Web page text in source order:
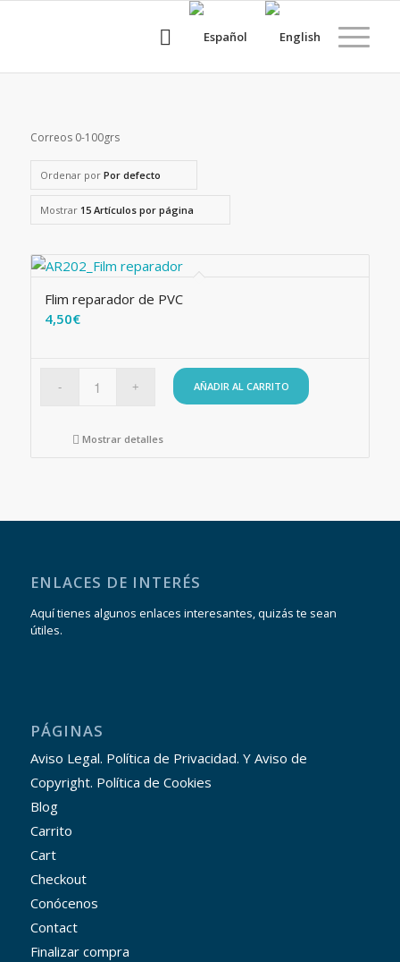
Correos 0-100grs
Ordenar por Por defecto
Mostrar 15 Artículos por página
Flim reparador de PVC
4,50€
AÑADIR AL CARRITO
Mostrar detalles
ENLACES DE INTERÉS
Aquí tienes algunos enlaces interesantes, quizás te sean
útiles.
PÁGINAS
Aviso Legal. Política de Privacidad. Y Aviso de
Copyright. Política de Cookies
Blog
Carrito
Cart
Checkout
Conócenos
Contact
Finalizar compra